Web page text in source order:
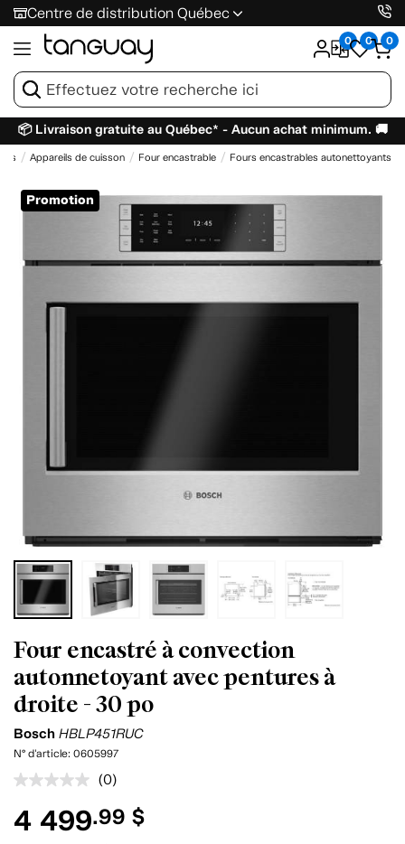
Centre de distribution Québec
0 0 0
📦 Livraison gratuite au Québec* - Aucun achat minimum. 🚚
Appareils de cuisson Four encastrable Fours encastrables autonettoyants
Promotion
Four encastré à convection
autonnetoyant avec pentures à
droite - 30 po
Bosch HBLP451RUC
N° d'article: 0605997
Aucune
pour
ce
(0)
4 499.99 $